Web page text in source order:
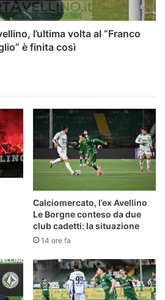
l’ultima volta al “Franco
è finita così
Calciomercato, l’ex Avellino
Le Borgne conteso da due
club cadetti: la situazione
14 ore fa